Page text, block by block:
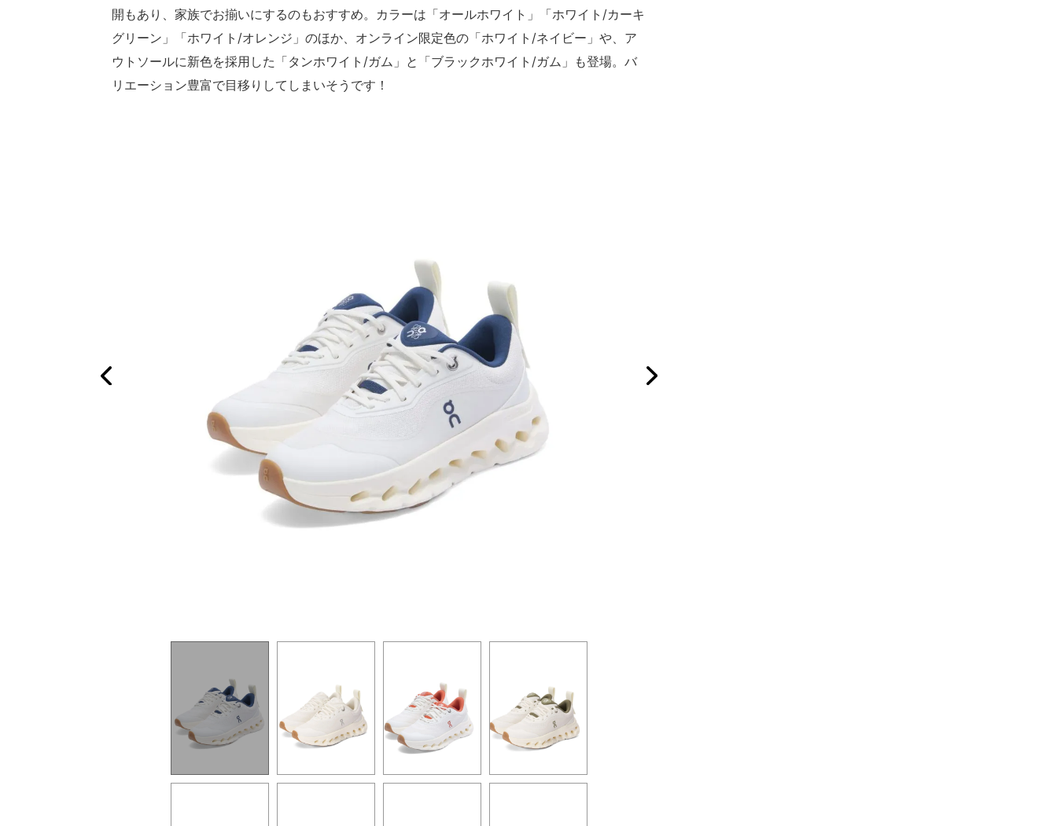
開もあり、家族でお揃いにするのもおすすめ。カラーは「オールホワイト」「ホワイト/カーキ
グリーン」「ホワイト/オレンジ」のほか、オンライン限定色の「ホワイト/ネイビー」や、ア
ウトソールに新色を採用した「タンホワイト/ガム」と「ブラックホワイト/ガム」も登場。バ
リエーション豊富で目移りしてしまいそうです！